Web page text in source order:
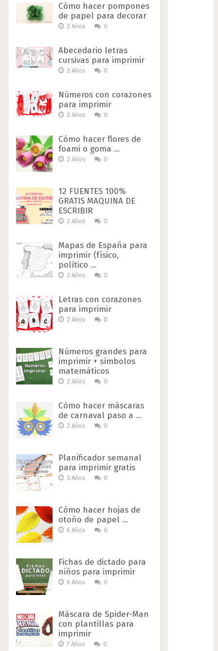
Cómo hacer pompones
de papel para decorar
2 Años 0
Abecedario letras
cursivas para imprimir
2 Años 0
Números con corazones
para imprimir
2 Años 0
Cómo hacer flores de
foami o goma …
2 Años 0
12 FUENTES 100%
GRATIS MAQUINA DE
ESCRIBIR
2 Años 0
Mapas de España para
imprimir (físico,
político …
2 Años 0
Letras con corazones
para imprimir
2 Años 0
Números grandes para
imprimir + símbolos
matemáticos
2 Años 0
Cómo hacer máscaras
de carnaval paso a …
2 Años 0
Planificador semanal
para imprimir gratis
3 Años 0
Cómo hacer hojas de
otoño de papel …
6 Años 0
Fichas de dictado para
niños para imprimir
6 Años 0
Máscara de Spider-Man
con plantillas para
imprimir
7 Años 0